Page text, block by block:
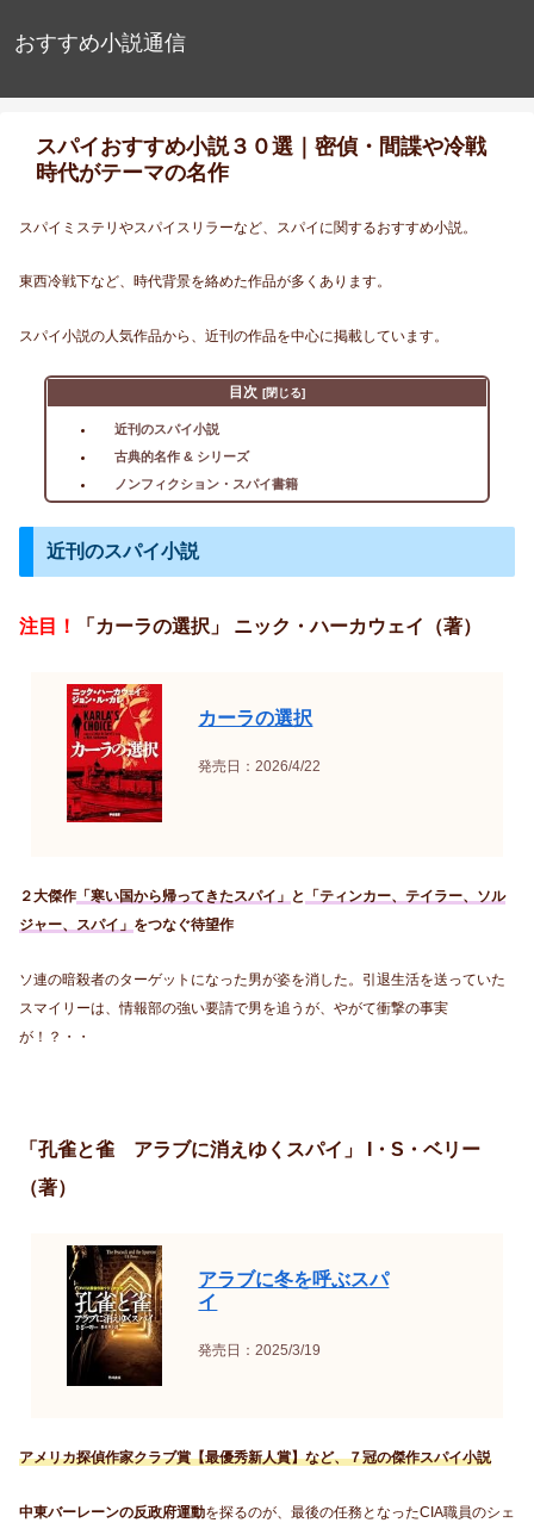
おすすめ小説通信
スパイおすすめ小説３０選｜密偵・間諜や冷戦
時代がテーマの名作
スパイミステリやスパイスリラーなど、スパイに関するおすすめ小説。
東西冷戦下など、時代背景を絡めた作品が多くあります。
スパイ小説の人気作品から、近刊の作品を中心に掲載しています。
目次
近刊のスパイ小説
古典的名作 & シリーズ
ノンフィクション・スパイ書籍
近刊のスパイ小説
注目！ 「カーラの選択」 ニック・ハーカウェイ（著）
カーラの選択
発売日：2026/4/22
２大傑作 「寒い国から帰ってきたスパイ」 と
「ティンカー、テイラー、ソル
ジャー、スパイ」 をつなぐ待望作
ソ連の暗殺者のターゲットになった男が姿を消した。引退生活を送っていた
スマイリーは、情報部の強い要請で男を追うが、やがて衝撃の事実
が！？・・
「孔雀と雀 アラブに消えゆくスパイ」 I・S・ベリー
（著）
アラブに冬を呼ぶスパ
イ
発売日：2025/3/19
アメリカ探偵作家クラブ賞【最優秀新人賞】など、７冠の傑作スパイ小説
中東バーレーンの反政府運動を探るのが、最後の任務となったCIA職員のシェ